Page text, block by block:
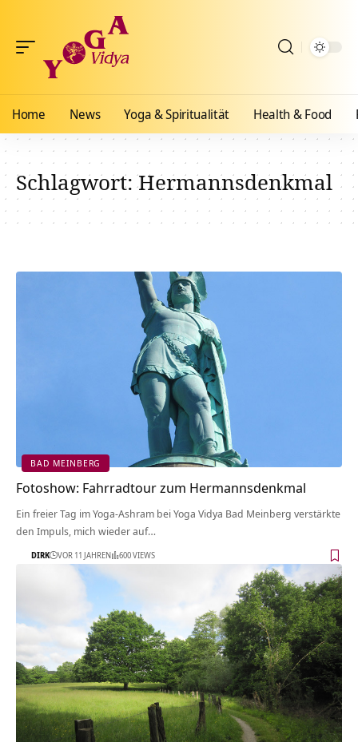
Home News Yoga & Spiritualität Health & Food
Schlagwort:Hermannsdenkmal
BAD MEINBERG
Fotoshow: Fahrradtour zum Hermannsdenkmal
Ein freier Tag im Yoga-Ashram bei Yoga Vidya Bad Meinberg verstärkte
den Impuls, mich wieder auf…
DIRK VOR 11 JAHREN 600 VIEWS